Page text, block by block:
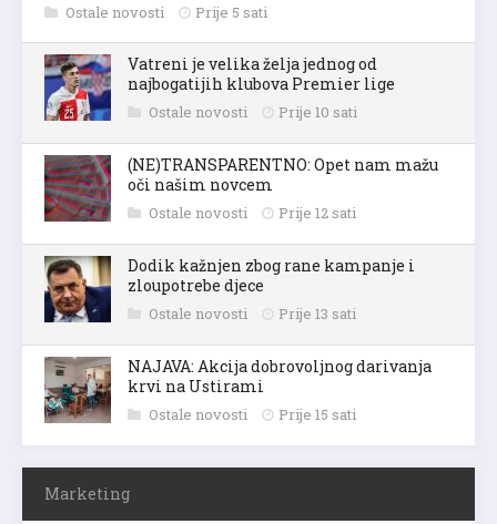
Ostale novosti Prije 5 sati
Vatreni je velika želja jednog od
najbogatijih klubova Premier lige
Ostale novosti Prije 10 sati
(NE)TRANSPARENTNO: Opet nam mažu
oči našim novcem
Ostale novosti Prije 12 sati
Dodik kažnjen zbog rane kampanje i
zloupotrebe djece
Ostale novosti Prije 13 sati
NAJAVA: Akcija dobrovoljnog darivanja
krvi na Ustirami
Ostale novosti Prije 15 sati
Marketing